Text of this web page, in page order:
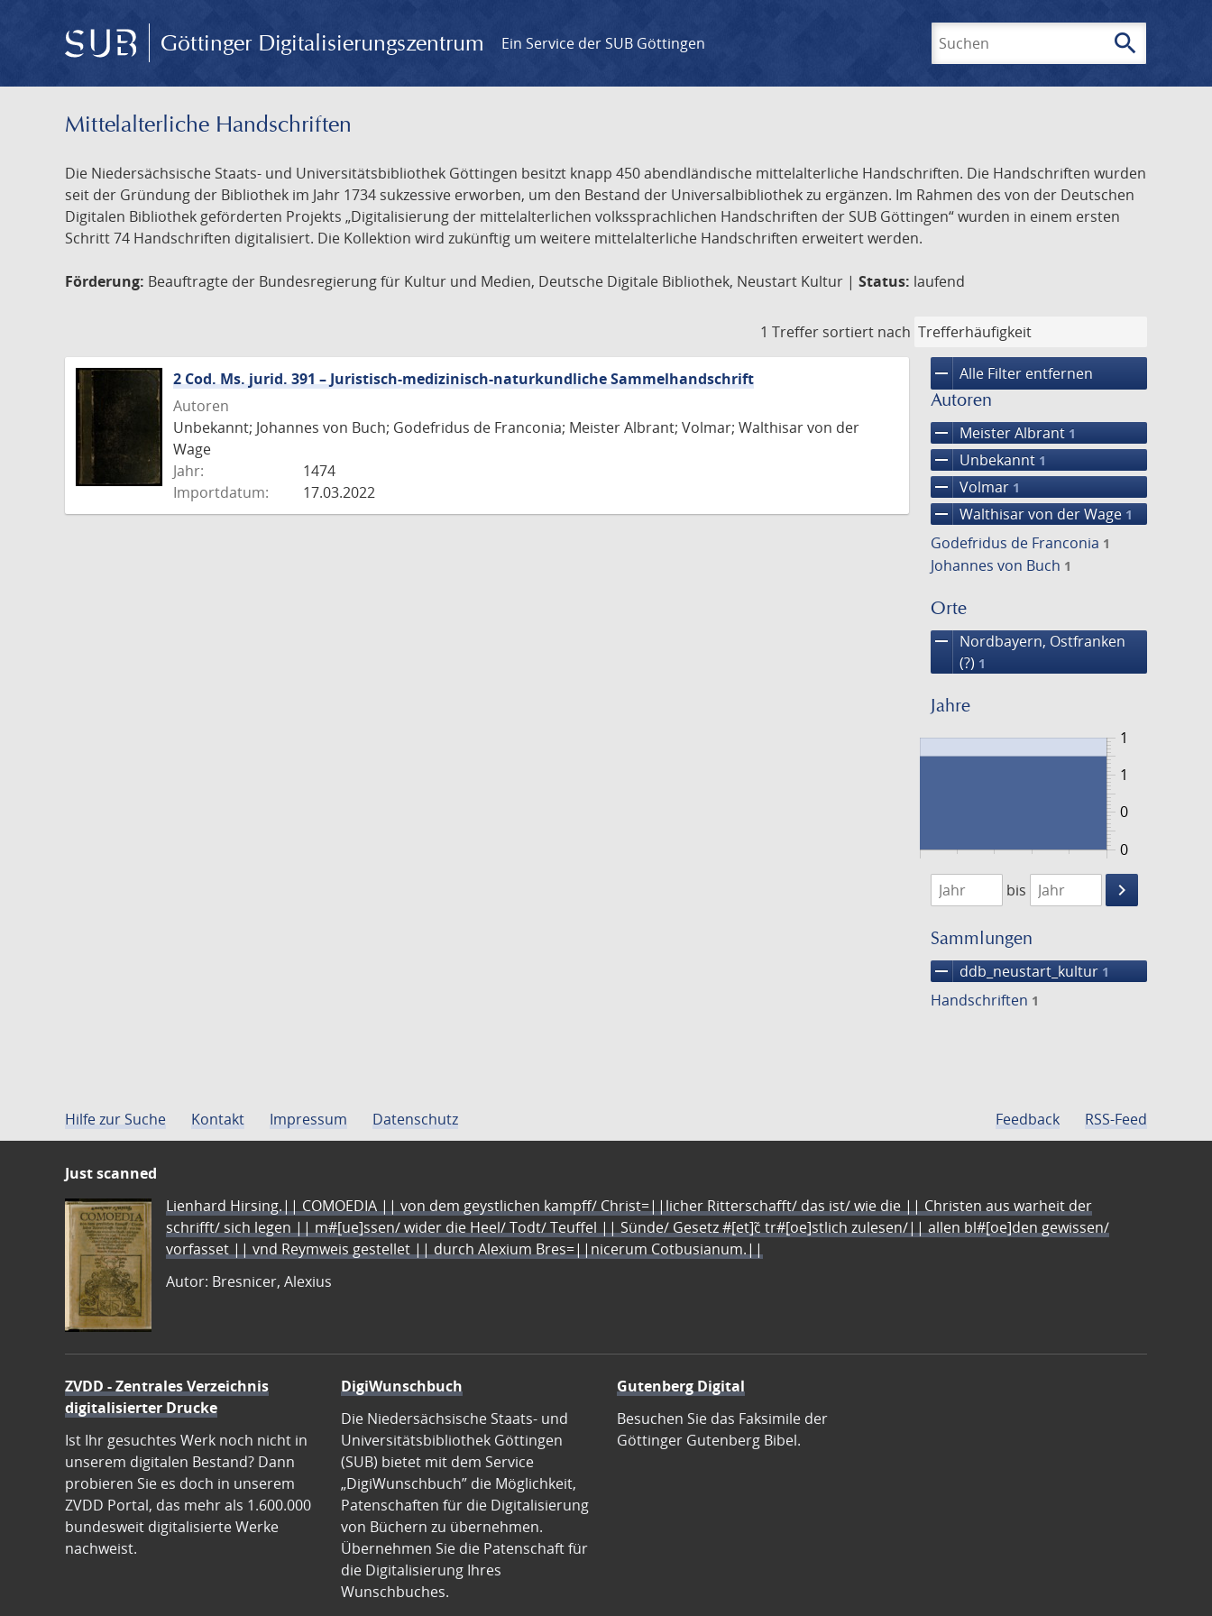
Göttinger Digitalisierungszentrum Ein Service der SUB Göttingen search
Mittelalterliche Handschriften
Die Niedersächsische Staats- und Universitätsbibliothek Göttingen besitzt knapp 450 abendländische mittelalterliche Handschriften. Die Handschriften wurden
seit der Gründung der Bibliothek im Jahr 1734 sukzessive erworben, um den Bestand der Universalbibliothek zu ergänzen. Im Rahmen des von der Deutschen
Digitalen Bibliothek geförderten Projekts „Digitalisierung der mittelalterlichen volkssprachlichen Handschriften der SUB Göttingen“ wurden in einem ersten
Schritt 74 Handschriften digitalisiert. Die Kollektion wird zukünftig um weitere mittelalterliche Handschriften erweitert werden.
Förderung: Beauftragte der Bundesregierung für Kultur und Medien, Deutsche Digitale Bibliothek, Neustart Kultur | Status: laufend
1 Treffer sortiert nach
remove Alle Filter entfernen
Autoren
remove Meister Albrant 1
remove Unbekannt 1
remove Volmar 1
remove Walthisar von der Wage 1
Godefridus de Franconia 1
Johannes von Buch 1
Orte
remove
Nordbayern, Ostfranken
(?) 1
Jahre
0
1
0
1
1474
1475
bis
keyboard_arrow_right
Suche
Sammlungen
remove ddb_neustart_kultur 1
Handschriften 1
2 Cod. Ms. jurid. 391 – Juristisch-medizinisch-naturkundliche Sammelhandschrift
Autoren
Unbekannt; Johannes von Buch; Godefridus de Franconia; Meister Albrant; Volmar; Walthisar von der
Wage
Jahr:
1474
Importdatum:
17.03.2022
Hilfe zur Suche Kontakt Impressum Datenschutz Feedback RSS-Feed
Just scanned
Lienhard Hirsing.|| COMOEDIA || von dem geystlichen kampff/ Christ=||licher Ritterschafft/ das ist/ wie die || Christen aus warheit der
schrifft/ sich legen || m#[ue]ssen/ wider die Heel/ Todt/ Teuffel || Sünde/ Gesetz #[et]c̃ tr#[oe]stlich zulesen/|| allen bl#[oe]den gewissen/
vorfasset || vnd Reymweis gestellet || durch Alexium Bres=||nicerum Cotbusianum.||
Autor: Bresnicer, Alexius
ZVDD - Zentrales Verzeichnis
digitalisierter Drucke
Ist Ihr gesuchtes Werk noch nicht in
unserem digitalen Bestand? Dann
probieren Sie es doch in unserem
ZVDD Portal, das mehr als 1.600.000
bundesweit digitalisierte Werke
nachweist.
DigiWunschbuch
Die Niedersächsische Staats- und
Universitätsbibliothek Göttingen
(SUB) bietet mit dem Service
„DigiWunschbuch” die Möglichkeit,
Patenschaften für die Digitalisierung
von Büchern zu übernehmen.
Übernehmen Sie die Patenschaft für
die Digitalisierung Ihres
Wunschbuches.
Gutenberg Digital
Besuchen Sie das Faksimile der
Göttinger Gutenberg Bibel.